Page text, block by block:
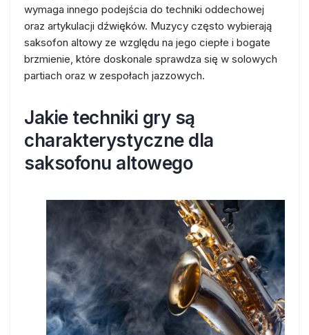
wymaga innego podejścia do techniki oddechowej
oraz artykulacji dźwięków. Muzycy często wybierają
saksofon altowy ze względu na jego ciepłe i bogate
brzmienie, które doskonale sprawdza się w solowych
partiach oraz w zespołach jazzowych.
Jakie techniki gry są
charakterystyczne dla
saksofonu altowego